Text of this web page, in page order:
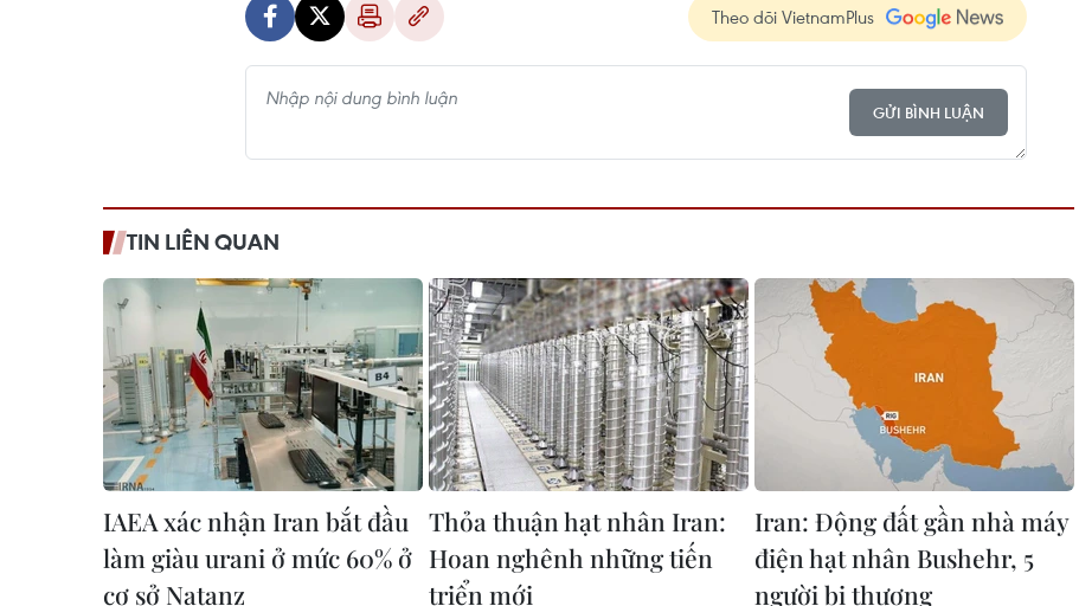
Theo dõi VietnamPlus
GỬI BÌNH LUẬN
TIN LIÊN QUAN
IAEA xác nhận Iran bắt đầu
làm giàu urani ở mức 60% ở
cơ sở Natanz
Thỏa thuận hạt nhân Iran:
Hoan nghênh những tiến
triển mới
Iran: Động đất gần nhà máy
điện hạt nhân Bushehr, 5
người bị thương